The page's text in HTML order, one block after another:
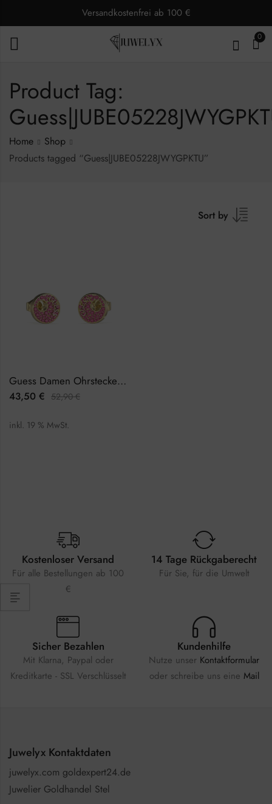
Versandkostenfrei ab 100 €
0
Product Tag:
Home
Shop
Products tagged “Guess|JUBE05228JWYGPKTU”
Sort by
Guess Damen Ohrstecker JUBE05228JWYGPKTU
43,50 € 52,90€
inkl. 19 % MwSt.
Kostenloser Versand
Für alle Bestellungen ab 100
€
14 Tage Rückgaberecht
Für Sie, für die Umwelt
Sicher Bezahlen
Mit Klarna, Paypal oder
Kreditkarte - SSL Verschlüsselt
Kundenhilfe
Nutze unser Kontaktformular
oder schreibe uns eine Mail
Juwelyx Kontaktdaten
juwelyx.com goldexpert24.de
Juwelier Goldhandel Stel